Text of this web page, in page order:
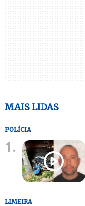
MAIS LIDAS
POLÍCIA
1.
LIMEIRA